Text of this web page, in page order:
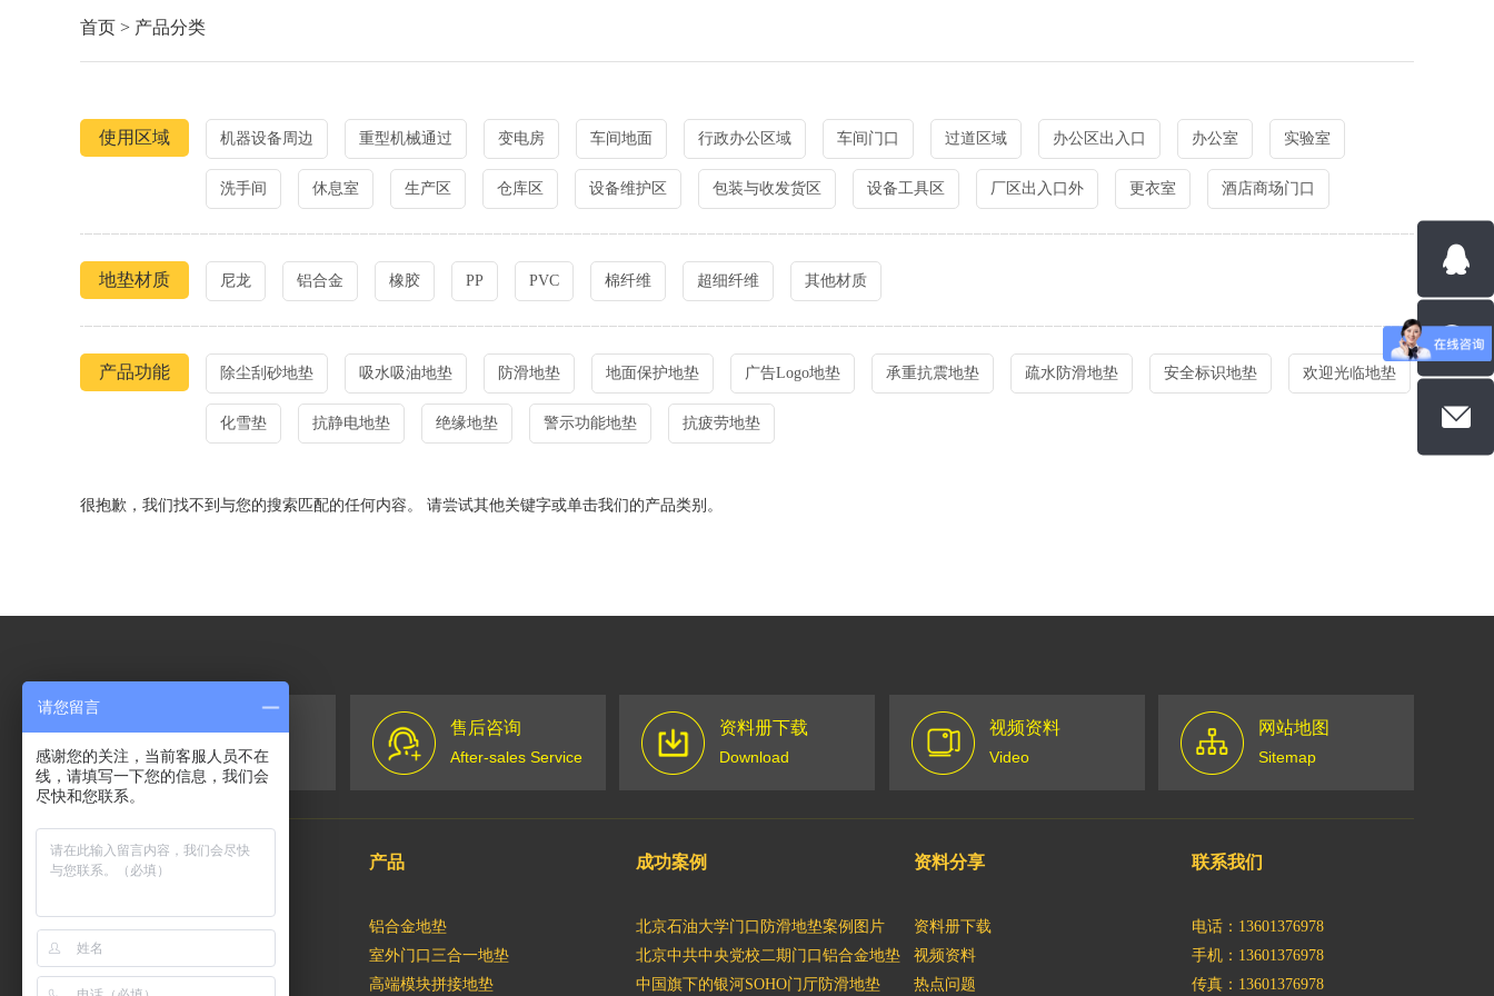
首页 > 产品分类
使用区域 机器设备周边 重型机械通过 变电房 车间地面 行政办公区域 车间门口 过道区域 办公区出入口 办公室 实验室
洗手间 休息室 生产区 仓库区 设备维护区 包装与收发货区 设备工具区 厂区出入口外 更衣室 酒店商场门口
地垫材质 尼龙 铝合金 橡胶 PP PVC 棉纤维 超细纤维 其他材质
产品功能 除尘刮砂地垫 吸水吸油地垫 防滑地垫 地面保护地垫 广告Logo地垫 承重抗震地垫 疏水防滑地垫 安全标识地垫 欢迎光临地垫
化雪垫 抗静电地垫 绝缘地垫 警示功能地垫 抗疲劳地垫
很抱歉，我们找不到与您的搜索匹配的任何内容。 请尝试其他关键字或单击我们的产品类别。
售前咨询
售后咨询
After-sales Service
资料册下载
Download
视频资料
Video
网站地图
Sitemap
关于豪迈
企业概况
发展历程
产品专利
产品
铝合金地垫
室外门口三合一地垫
高端模块拼接地垫
成功案例
北京石油大学门口防滑地垫案例图片
北京中共中央党校二期门口铝合金地垫
中国旗下的银河SOHO门厅防滑地垫
资料分享
资料册下载
视频资料
热点问题
联系我们
电话：13601376978
手机：13601376978
传真：13601376978
请您留言
感谢您的关注，当前客服人员不在
线，请填写一下您的信息，我们会
尽快和您联系。